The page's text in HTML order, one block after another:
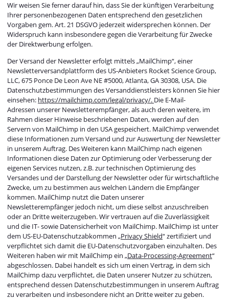
Wir weisen Sie ferner darauf hin, dass Sie der künftigen Verarbeitung
Ihrer personenbezogenen Daten entsprechend den gesetzlichen
Vorgaben gem. Art. 21 DSGVO jederzeit widersprechen können. Der
Widerspruch kann insbesondere gegen die Verarbeitung für Zwecke
der Direktwerbung erfolgen.
Der Versand der Newsletter erfolgt mittels „MailChimp“, einer
Newsletterversandplattform des US-Anbieters Rocket Science Group,
LLC, 675 Ponce De Leon Ave NE #5000, Atlanta, GA 30308, USA. Die
Datenschutzbestimmungen des Versanddienstleisters können Sie hier
einsehen: https://mailchimp.com/legal/privacy/. Die E-Mail-
Adressen unserer Newsletterempfänger, als auch deren weitere, im
Rahmen dieser Hinweise beschriebenen Daten, werden auf den
Servern von MailChimp in den USA gespeichert. MailChimp verwendet
diese Informationen zum Versand und zur Auswertung der Newsletter
in unserem Auftrag. Des Weiteren kann MailChimp nach eigenen
Informationen diese Daten zur Optimierung oder Verbesserung der
eigenen Services nutzen, z.B. zur technischen Optimierung des
Versandes und der Darstellung der Newsletter oder für wirtschaftliche
Zwecke, um zu bestimmen aus welchen Ländern die Empfänger
kommen. MailChimp nutzt die Daten unserer
Newsletterempfänger jedoch nicht, um diese selbst anzuschreiben
oder an Dritte weiterzugeben. Wir vertrauen auf die Zuverlässigkeit
und die IT- sowie Datensicherheit von MailChimp. MailChimp ist unter
dem US-EU-Datenschutzabkommen „Privacy Shield“ zertifiziert und
verpflichtet sich damit die EU-Datenschutzvorgaben einzuhalten. Des
Weiteren haben wir mit MailChimp ein „Data-Processing-Agreement“
abgeschlossen. Dabei handelt es sich um einen Vertrag, in dem sich
MailChimp dazu verpflichtet, die Daten unserer Nutzer zu schützen,
entsprechend dessen Datenschutzbestimmungen in unserem Auftrag
zu verarbeiten und insbesondere nicht an Dritte weiter zu geben.